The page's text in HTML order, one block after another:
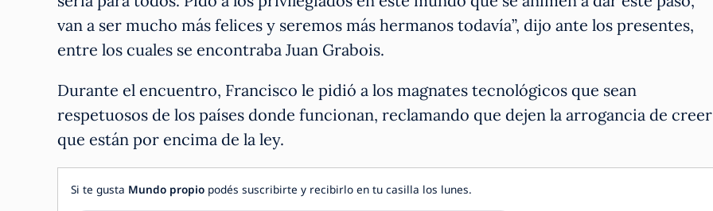
van a ser mucho más felices y seremos más hermanos todavía”, dijo ante los presentes,
entre los cuales se encontraba Juan Grabois.
Durante el encuentro, Francisco le pidió a los magnates tecnológicos que sean
respetuosos de los países donde funcionan, reclamando que dejen la arrogancia de creer
que están por encima de la ley.
Si te gusta Mundo propio podés suscribirte y recibirlo en tu casilla los lunes.